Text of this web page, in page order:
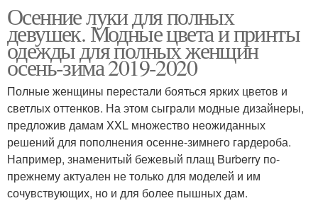
Осенние луки для полных
девушек. Модные цвета и принты
одежды для полных женщин
осень-зима 2019-2020
Полные женщины перестали бояться ярких цветов и
светлых оттенков. На этом сыграли модные дизайнеры,
предложив дамам XXL множество неожиданных
решений для пополнения осенне-зимнего гардероба.
Например, знаменитый бежевый плащ Burberry по-
прежнему актуален не только для моделей и им
сочувствующих, но и для более пышных дам.